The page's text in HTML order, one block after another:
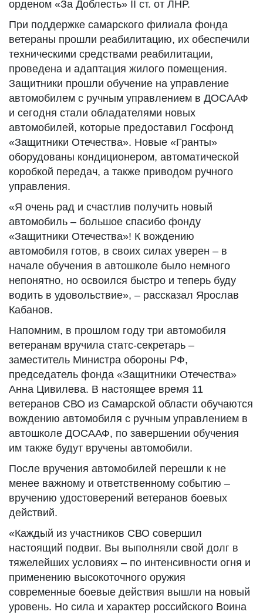
орденом «За Доблесть» II ст. от ЛНР.
При поддержке самарского филиала фонда
ветераны прошли реабилитацию, их обеспечили
техническими средствами реабилитации,
проведена и адаптация жилого помещения.
Защитники прошли обучение на управление
автомобилем с ручным управлением в ДОСААФ
и сегодня стали обладателями новых
автомобилей, которые предоставил Госфонд
«Защитники Отечества». Новые «Гранты»
оборудованы кондиционером, автоматической
коробкой передач, а также приводом ручного
управления.
«Я очень рад и счастлив получить новый
автомобиль – большое спасибо фонду
«Защитники Отечества»! К вождению
автомобиля готов, в своих силах уверен – в
начале обучения в автошколе было немного
непонятно, но освоился быстро и теперь буду
водить в удовольствие», – рассказал Ярослав
Кабанов.
Напомним, в прошлом году три автомобиля
ветеранам вручила статс-секретарь –
заместитель Министра обороны РФ,
председатель фонда «Защитники Отечества»
Анна Цивилева. В настоящее время 11
ветеранов СВО из Самарской области обучаются
вождению автомобиля с ручным управлением в
автошколе ДОСААФ, по завершении обучения
им также будут вручены автомобили.
После вручения автомобилей перешли к не
менее важному и ответственному событию –
вручению удостоверений ветеранов боевых
действий.
«Каждый из участников СВО совершил
настоящий подвиг. Вы выполняли свой долг в
тяжелейших условиях – по интенсивности огня и
применению высокоточного оружия
современные боевые действия вышли на новый
уровень. Но сила и характер российского Воина